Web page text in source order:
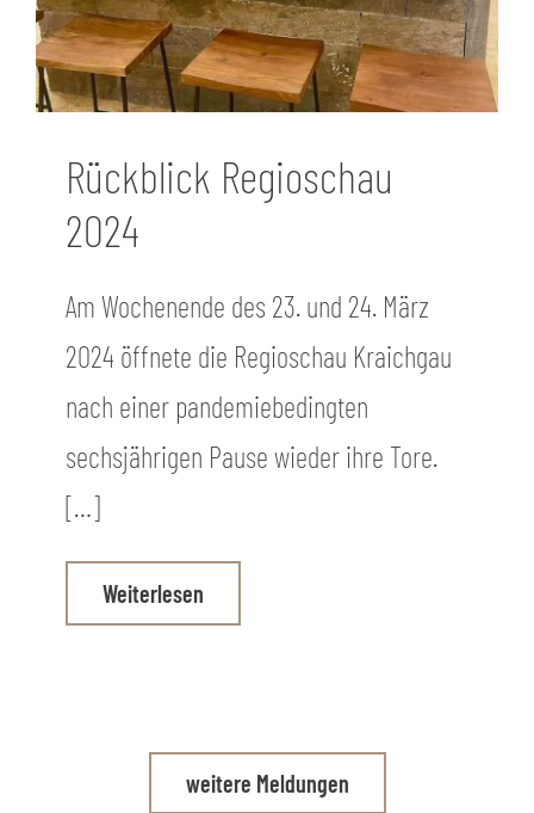
Rückblick Regioschau
2024
Am Wochenende des 23. und 24. März
2024 öffnete die Regioschau Kraichgau
nach einer pandemiebedingten
sechsjährigen Pause wieder ihre Tore.
[…]
Weiterlesen
weitere Meldungen